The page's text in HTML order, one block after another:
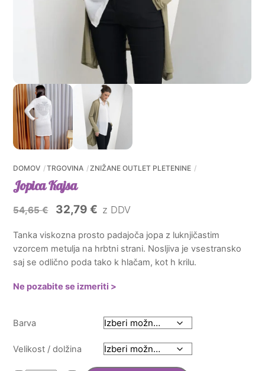
DOMOV TRGOVINA ZNIŽANE OUTLET PLETENINE
Jopica Kajsa
54,65€
Izvirna
je
bila:
54,65 €.
32,79 €Trenutna
je:
32,79 €.
z DDV
Tanka viskozna prosto padajoča jopa z luknjičastim
vzorcem metulja na hrbtni strani. Nosljiva je vsestransko
saj se odlično poda tako k hlačam, kot h krilu.
Ne pozabite se izmeriti >
Barva
Velikost / dolžina